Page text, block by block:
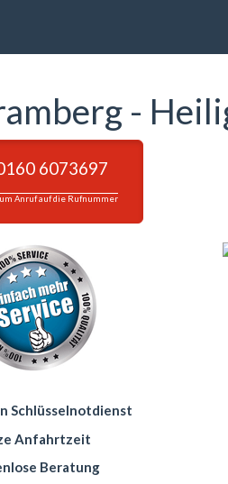
-
6073697
Anruf auf die Rufnummer
Schlüsselnotdienst
Anfahrtzeit
Beratung